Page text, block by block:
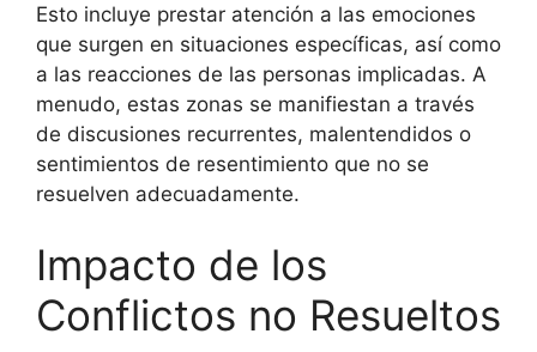
Esto incluye prestar atención a las emociones
que surgen en situaciones específicas, así como
a las reacciones de las personas implicadas. A
menudo, estas zonas se manifiestan a través
de discusiones recurrentes, malentendidos o
sentimientos de resentimiento que no se
resuelven adecuadamente.
Impacto de los
Conflictos no Resueltos